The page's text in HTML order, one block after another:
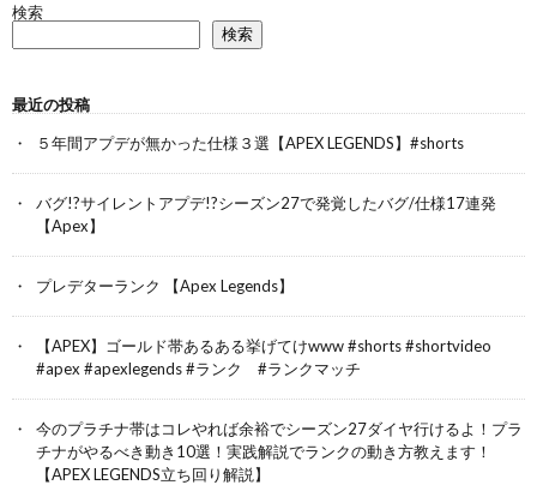
検索
検索
最近の投稿
５年間アプデが無かった仕様３選【APEX LEGENDS】#shorts
バグ!?サイレントアプデ!?シーズン27で発覚したバグ/仕様17連発
【Apex】
プレデターランク 【Apex Legends】
【APEX】ゴールド帯あるある挙げてけwww #shorts #shortvideo
#apex #apexlegends #ランク #ランクマッチ
今のプラチナ帯はコレやれば余裕でシーズン27ダイヤ行けるよ！プラ
チナがやるべき動き10選！実践解説でランクの動き方教えます！
【APEX LEGENDS立ち回り解説】